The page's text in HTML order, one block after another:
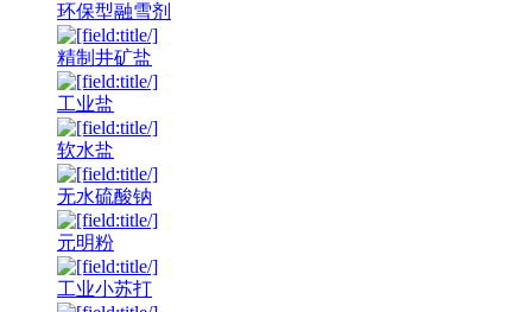
环保型融雪剂
精制井矿盐
工业盐
软水盐
无水硫酸钠
元明粉
工业小苏打